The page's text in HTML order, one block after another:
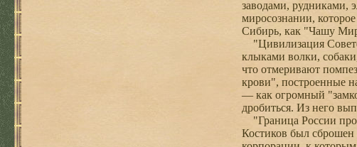
заводами, рудниками,
миросознании,
Сибирь, как "Чашу
"Цивилизация
клыками волки,
что отмеривают
крови", построенные
— как огромный
дробиться. Из него
"Граница России
Костиков был